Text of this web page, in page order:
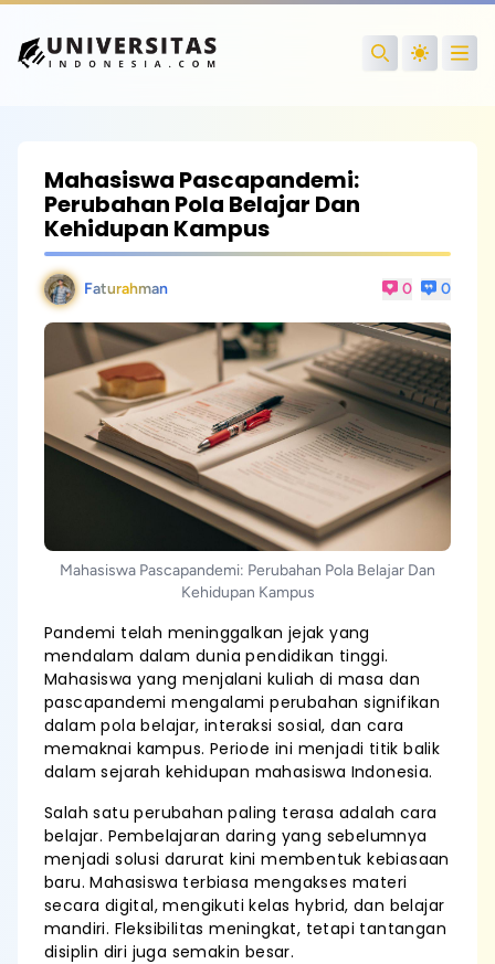
Search
Mahasiswa Pascapandemi:
Perubahan Pola Belajar Dan
Kehidupan Kampus
Faturahman 0 0
Mahasiswa Pascapandemi: Perubahan Pola Belajar Dan
Kehidupan Kampus
Pandemi telah meninggalkan jejak yang
mendalam dalam dunia pendidikan tinggi.
Mahasiswa yang menjalani kuliah di masa dan
pascapandemi mengalami perubahan signifikan
dalam pola belajar, interaksi sosial, dan cara
memaknai kampus. Periode ini menjadi titik balik
dalam sejarah kehidupan mahasiswa Indonesia.
Salah satu perubahan paling terasa adalah cara
belajar. Pembelajaran daring yang sebelumnya
menjadi solusi darurat kini membentuk kebiasaan
baru. Mahasiswa terbiasa mengakses materi
secara digital, mengikuti kelas hybrid, dan belajar
mandiri. Fleksibilitas meningkat, tetapi tantangan
disiplin diri juga semakin besar.